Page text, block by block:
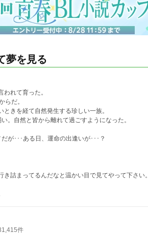
夢を見る
れて育った。
らだ。
きを経て自然発生する珍しい一族。
。自然と皆から離れて過ごすようになった。
が･･･ある日、運命の出逢いが･･･？
詰まってるんだなと温かい目で見てやって下さい。
件